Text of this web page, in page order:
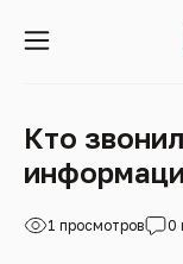
Кто
1 просмотров 0